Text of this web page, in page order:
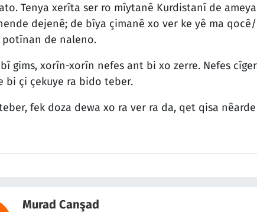
Tenya xerîta ser ro mîytanê Kurdistanî de
dejenê; de bîya çimanê xo ver ke yê ma
potînan de naleno.
gims, xorîn-xorîn nefes ant bi xo zerre. Nefes
bi çi çekuye ra bido teber.
fek doza dewa xo ra ver ra da, qet qisa
Murad Canşad